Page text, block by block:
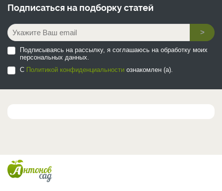
Подписаться на подборку статей
>
Подписываясь на рассылку, я соглашаюсь на обработку моих
персональных данных.
С Политикой конфиденциальности ознакомлен (а).